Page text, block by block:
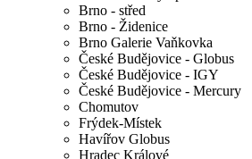
Brno - střed
Brno - Židenice
Brno Galerie Vaňkovka
České Budějovice - Globus
České Budějovice - IGY
České Budějovice - Mercury
Chomutov
Frýdek-Místek
Havířov Globus
Hradec Králové